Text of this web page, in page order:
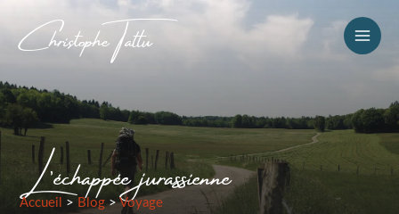
contenu
Christophe Tattu
L’échappée jurassienne
Accueil > Blog>Voyage